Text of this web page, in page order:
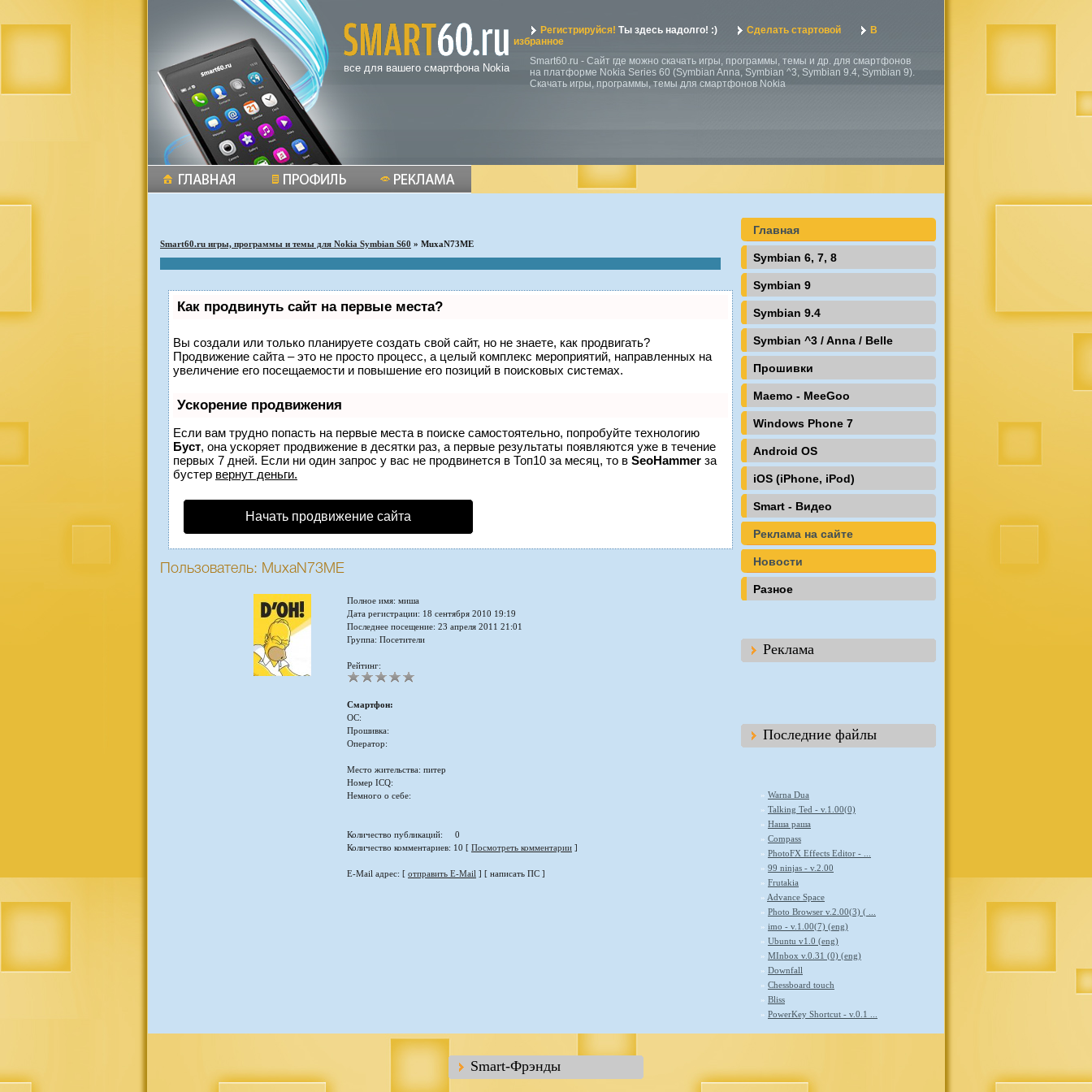
все для вашего смартфона Nokia
Регистрируйся! Ты здесь надолго! :) Сделать стартовой
В
избранное
Smart60.ru - Сайт где можно скачать игры, программы, темы и др. для смартфонов
на платформе Nokia Series 60 (Symbian Anna, Symbian ^3, Symbian 9.4, Symbian 9).
Скачать игры, программы, темы для смартфонов Nokia
Smart60.ru игры, программы и темы для Nokia Symbian S60 » MuxaN73ME
Как продвинуть сайт на первые места?
Вы создали или только планируете создать свой сайт, но не знаете, как продвигать?
Продвижение сайта – это не просто процесс, а целый комплекс мероприятий, направленных на
увеличение его посещаемости и повышение его позиций в поисковых системах.
Ускорение продвижения
Если вам трудно попасть на первые места в поиске самостоятельно, попробуйте технологию
Буст, она ускоряет продвижение в десятки раз, а первые результаты появляются уже в течение
первых 7 дней. Если ни один запрос у вас не продвинется в Топ10 за месяц, то в SeoHammer за
бустер вернут деньги.
Начать продвижение сайта
Пользователь: MuxaN73ME
Полное имя: миша
Дата регистрации: 18 сентября 2010 19:19
Последнее посещение: 23 апреля 2011 21:01
Группа: Посетители
Рейтинг:
Смартфон:
ОС:
Прошивка:
Оператор:
Место жительства: питер
Номер ICQ:
Немного о себе:
Количество публикаций: 0
Количество комментариев: 10 [ Посмотреть комментарии ]
E-Mail адрес: [ отправить E-Mail ] [ написать ПС ]
Главная
Symbian 6, 7, 8
Symbian 9
Symbian 9.4
Symbian ^3 / Anna / Belle
Прошивки
Maemo - MeeGoo
Windows Phone 7
Android OS
iOS (iPhone, iPod)
Smart - Видео
Реклама на сайте
Новости
Разное
Реклама
Последние файлы
» Warna Dua
» Talking Ted - v.1.00(0)
» Наша раша
» Compass
» PhotoFX Effects Editor - ...
» 99 ninjas - v.2.00
» Frutakia
» Advance Space
» Photo Browser v.2.00(3) ( ...
» imo - v.1.00(7) (eng)
» Ubuntu v1.0 (eng)
» MInbox v.0.31 (0) (eng)
» Downfall
» Chessboard touch
» Bliss
» PowerKey Shortcut - v.0.1 ...
Smart-Фрэнды